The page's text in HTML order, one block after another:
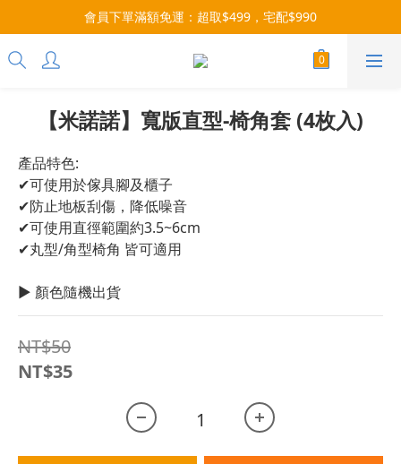
每月9號會員日，消費點數3倍送！把握機會，趕緊下單！
會員下單滿額免運：超取$499，宅配$990
【米諾諾】寬版直型-椅角套 (4枚入)
產品特色:
✔可使用於傢具腳及櫃子
✔防止地板刮傷，降低噪音
✔可使用直徑範圍約3.5~6cm
✔丸型/角型椅角 皆可適用
▶ 顏色隨機出貨
NT$50
NT$35